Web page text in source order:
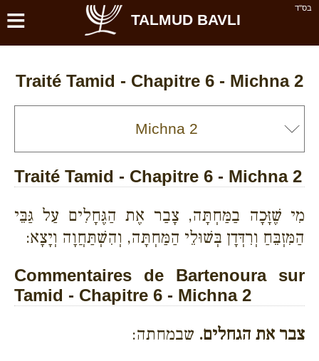
בס''ד ≡ TALMUD BAVLI
Traité Tamid - Chapitre 6 - Michna 2
Traité Tamid - Chapitre 6 - Michna 2
מִי שֶׁזָּכָה בַמַּחְתָּה, צָבַר אֶת הַגֶּחָלִים עַל גַּבֵּי
הַמִּזְבֵּחַ וְרִדְּדָן בְּשׁוּלֵי הַמַּחְתָּה, וְהִשְׁתַּחֲוָה וְיָצָא:
Commentaires de Bartenoura sur
Tamid - Chapitre 6 - Michna 2
צבר את הגחלים. שבמחתה: